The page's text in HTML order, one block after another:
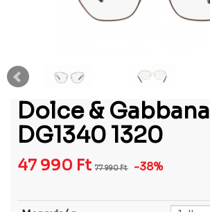
Dolce & Gabbana
DG1340 1320
47 990 Ft 77 990Ft -38%